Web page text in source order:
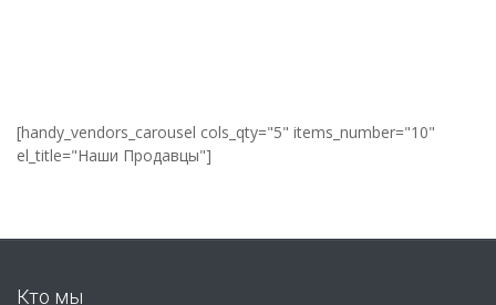
[handy_vendors_carousel cols_qty="5" items_number="10"
el_title="Наши Продавцы"]
Кто мы